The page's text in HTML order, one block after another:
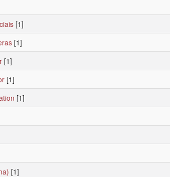
[1]
[1]
[1]
[1]
[1]
[1]